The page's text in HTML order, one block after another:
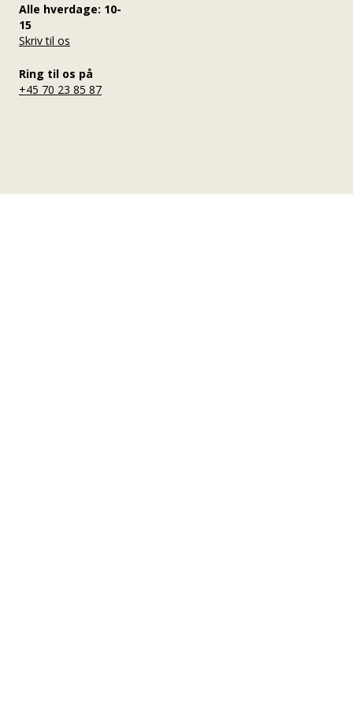
Alle hverdage: 10-
15
Skriv til os
Ring til os på
+45 70 23 85 87